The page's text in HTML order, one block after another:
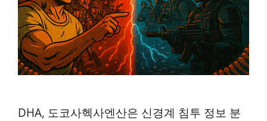
DHA, 도코사헥사엔산은 신경계 침투 정보 분